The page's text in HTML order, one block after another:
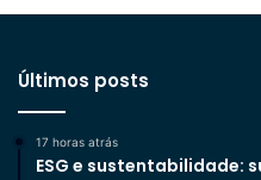
Últimos posts
17 horas atrás
ESG e sustentabilidade: